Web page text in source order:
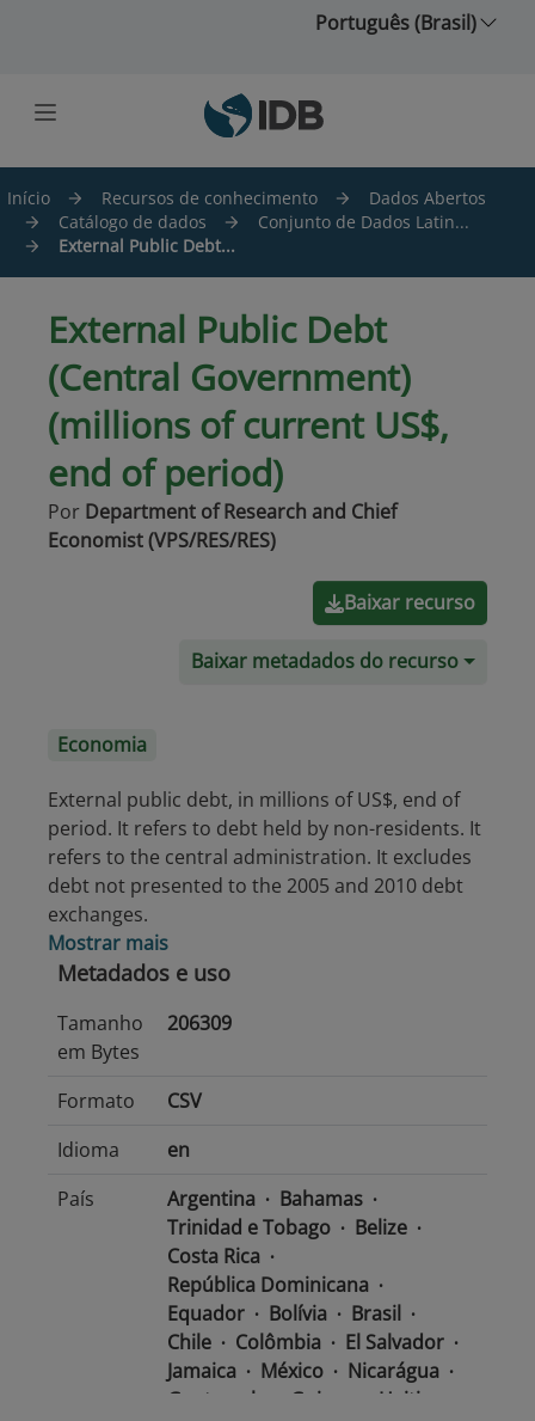
Português (Brasil)
Início Recursos de conhecimento
Dados Abertos
Catálogo de dados
Conjunto de Dados Latin...
External Public Debt...
External Public Debt
(Central Government)
(millions of current US$,
end of period)
Por Department of Research and Chief
Economist (VPS/RES/RES)
Baixar recurso
Baixar metadados do recurso
Economia
External public debt, in millions of US$, end of
period. It refers to debt held by non-residents. It
refers to the central administration. It excludes
debt not presented to the 2005 and 2010 debt
exchanges.
Mostrar mais
Metadados e uso
Tamanho
em Bytes
206309
Formato
CSV
Idioma
en
País
Argentina
Bahamas
Trinidad e Tobago
Belize
Costa Rica
República Dominicana
Equador
Bolívia
Brasil
Chile
Colômbia
El Salvador
Jamaica
México
Nicarágua
Guatemala
Guiana
Haiti